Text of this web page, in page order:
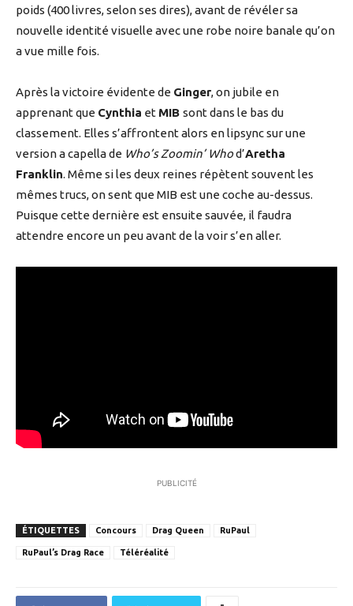
poids (400 livres, selon ses dires), avant de révéler sa
nouvelle identité visuelle avec une robe noire banale qu’on
a vue mille fois.
Après la victoire évidente de Ginger, on jubile en
apprenant que Cynthia et MIB sont dans le bas du
classement. Elles s’affrontent alors en lipsync sur une
version a capella de Who’s Zoomin’ Whod’Aretha
Franklin. Même si les deux reines répètent souvent les
mêmes trucs, on sent que MIB est une coche au-dessus.
Puisque cette dernière est ensuite sauvée, il faudra
attendre encore un peu avant de la voir s’en aller.
PUBLICITÉ
ÉTIQUETTES Concours Drag Queen RuPaul
RuPaul’s Drag Race Téléréalité